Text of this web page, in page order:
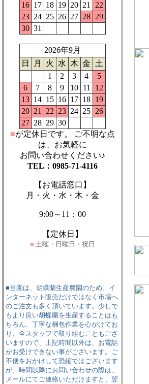
16 17 18 19 20 21
22
23 24 25 26 27 28 29
30 31
2026年9月
日
月 火 水 木 金
土
1
2 3 4
5
6
7 8 9 10 11
12
13 14 15 16 17 18 19
20 21 22 23 24 25 26
27 28 29 30
■が定休日です。
ご不明な点
は、お気軽に
お問い合わせください♪
TEL：0985-71-4116
【お電話窓口】
月・火・水・木・金
9:00～11：00
【定休日】
■ 土曜・日曜日・祝日
■当園は、胡蝶蘭生産農園のため、イ
ンターネット販売だけではなく市場へ
のご注文も多く頂いています。少しで
もより良い胡蝶蘭を生産することはも
ちろん、丁寧な梱包作業を心がけてお
り、全スタッフで取り組むこともござ
いますので、上記時間以外は、お電話
がお受けできない事がございます。ご
不便をおかけして恐縮ではございます
が、時間以降にお問い合わせの際は、
メールにてご連絡いただけますと、翌